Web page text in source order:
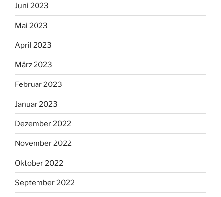
Juni 2023
Mai 2023
April 2023
März 2023
Februar 2023
Januar 2023
Dezember 2022
November 2022
Oktober 2022
September 2022